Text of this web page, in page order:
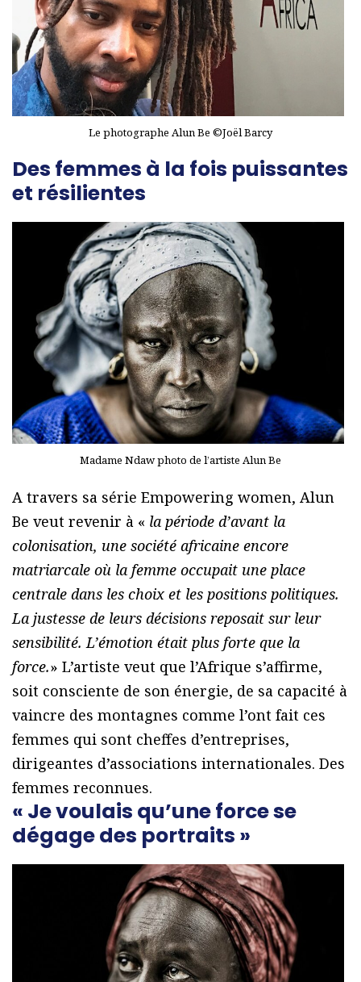
Le photographe Alun Be ©Joël Barcy
Des femmes à la fois puissantes
et résilientes
Madame Ndaw photo de l’artiste Alun Be
A travers sa série Empowering women, Alun
Be veut revenir à « la période d’avant la
colonisation, une société africaine encore
matriarcale où la femme occupait une place
centrale dans les choix et les positions politiques.
La justesse de leurs décisions reposait sur leur
sensibilité. L’émotion était plus forte que la
force.» L’artiste veut que l’Afrique s’affirme,
soit consciente de son énergie, de sa capacité à
vaincre des montagnes comme l’ont fait ces
femmes qui sont cheffes d’entreprises,
dirigeantes d’associations internationales. Des
femmes reconnues.
« Je voulais qu’une force se
dégage des portraits »